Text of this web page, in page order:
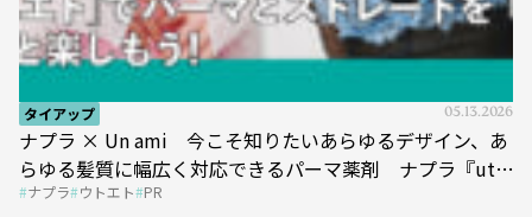
タイアップ 05.13.2026
ナプラ × Un ami 今こそ知りたいあらゆるデザイン、あ
らゆる髪質に幅広く対応できるパーマ薬剤 ナプラ『ut-
et』
ナプラ ウトエト PR